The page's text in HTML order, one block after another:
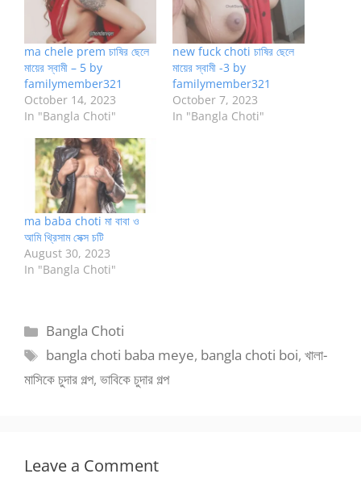
ma chele prem চাষির ছেলে
মায়ের স্বামী – 5 by
familymember321
October 14, 2023
In "Bangla Choti"
new fuck choti চাষির ছেলে
মায়ের স্বামী -3 by
familymember321
October 7, 2023
In "Bangla Choti"
ma baba choti মা বাবা ও
আমি থ্রিসাম সেক্স চটি
August 30, 2023
In "Bangla Choti"
Categories
Bangla Choti
Tags
bangla choti baba meye, bangla choti boi,খালা-
মাসিকে চুদার গল্প, ভাবিকে চুদার গল্প
Leave a Comment